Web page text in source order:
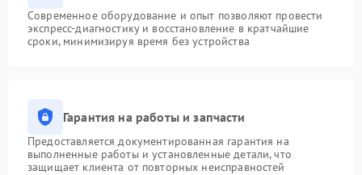
Современное оборудование и опыт позволяют провести
экспресс-диагностику и восстановление в кратчайшие
сроки, минимизируя время без устройства
Гарантия на работы и запчасти
Предоставляется документированная гарантия на
выполненные работы и установленные детали, что
защищает клиента от повторных неисправностей